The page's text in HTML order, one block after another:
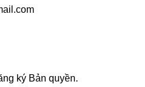
ký Bản quyền.